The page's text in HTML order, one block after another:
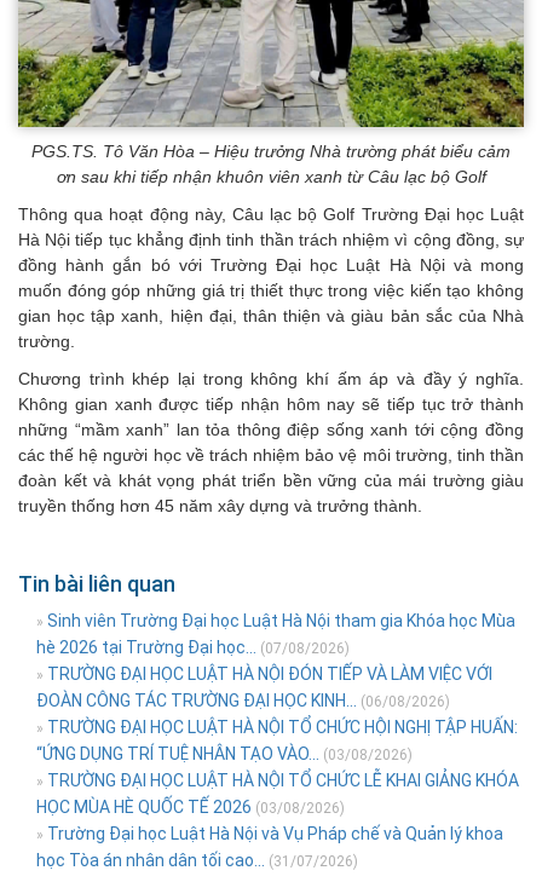
PGS.TS. Tô Văn Hòa – Hiệu trưởng Nhà trường phát biểu cảm
ơn sau khi tiếp nhận khuôn viên xanh từ Câu lạc bộ Golf
Thông qua hoạt động này, Câu lạc bộ Golf Trường Đại học Luật
Hà Nội tiếp tục khẳng định tinh thần trách nhiệm vì cộng đồng, sự
đồng hành gắn bó với Trường Đại học Luật Hà Nội và mong
muốn đóng góp những giá trị thiết thực trong việc kiến tạo không
gian học tập xanh, hiện đại, thân thiện và giàu bản sắc của Nhà
trường.
Chương trình khép lại trong không khí ấm áp và đầy ý nghĩa.
Không gian xanh được tiếp nhận hôm nay sẽ tiếp tục trở thành
những “mầm xanh” lan tỏa thông điệp sống xanh tới cộng đồng
các thế hệ người học về trách nhiệm bảo vệ môi trường, tinh thần
đoàn kết và khát vọng phát triển bền vững của mái trường giàu
truyền thống hơn 45 năm xây dựng và trưởng thành.
Tin bài liên quan
» Sinh viên Trường Đại học Luật Hà Nội tham gia Khóa học Mùa
hè 2026 tại Trường Đại học...
(07/08/2026)
» TRƯỜNG ĐẠI HỌC LUẬT HÀ NỘI ĐÓN TIẾP VÀ LÀM VIỆC VỚI
ĐOÀN CÔNG TÁC TRƯỜNG ĐẠI HỌC KINH...
(06/08/2026)
» TRƯỜNG ĐẠI HỌC LUẬT HÀ NỘI TỔ CHỨC HỘI NGHỊ TẬP HUẤN:
“ỨNG DỤNG TRÍ TUỆ NHÂN TẠO VÀO...
(03/08/2026)
» TRƯỜNG ĐẠI HỌC LUẬT HÀ NỘI TỔ CHỨC LỄ KHAI GIẢNG KHÓA
HỌC MÙA HÈ QUỐC TẾ 2026 (03/08/2026)
» Trường Đại học Luật Hà Nội và Vụ Pháp chế và Quản lý khoa
học Tòa án nhân dân tối cao...
(31/07/2026)